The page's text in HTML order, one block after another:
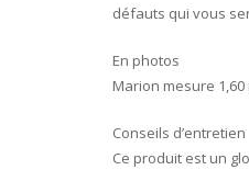
défauts qui vous
En photos
Marion mesure 1,60
Conseils d’entretien
Ce produit est un